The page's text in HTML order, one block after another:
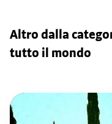
Altro dalla
tutto il mondo